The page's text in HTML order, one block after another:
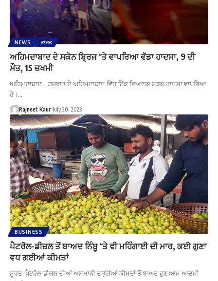
NEWS ਭਾਰਤ
ਅਹਿਮਦਾਬਾਦ ਦੇ ਸਕੋਨ ਬ੍ਰਿਜ ‘ਤੇ ਵਾਪਰਿਆ ਵੱਡਾ ਹਾਦਸਾ, 9 ਦੀ
ਮੌਤ, 15 ਜ਼ਖਮੀ
ਅਹਿਮਦਾਬਾਦ : ਗੁਜਰਾਤ ਦੇ ਅਹਿਮਦਾਬਾਦ ਵਿੱਚ ਇੱਕ ਭਿਆਨਕ ਸੜਕ ਹਾਦਸਾ ਵਾਪਰਿਆ
ਹੈ।…
Rajneet Kaur July 20, 2023
BUSINESS
ਪੈਟਰੋਲ-ਡੀਜ਼ਲ ਤੋਂ ਬਾਅਦ ਨਿੰਬੂ ‘ਤੇ ਵੀ ਮਹਿੰਗਾਈ ਦੀ ਮਾਰ, ਕਈ ਗੁਣਾ
ਵਧ ਗਈਆਂ ਕੀਮਤਾਂ
ਸੂਰਤ- ਪੈਟਰੋਲ-ਡੀਜ਼ਲ ਦੀਆਂ ਅਸਮਾਨੀ ਚੜ੍ਹੀਆਂ ਕੀਮਤਾਂ ਤੋਂ ਬਾਅਦ ਹੁਣ ਆਮ ਆਦਮੀ